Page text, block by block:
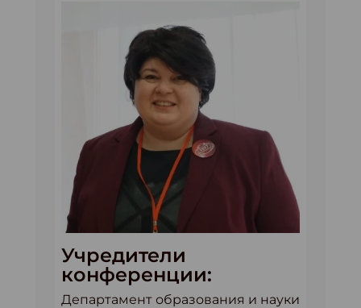
Учредители
конференции:
Департамент образования и науки